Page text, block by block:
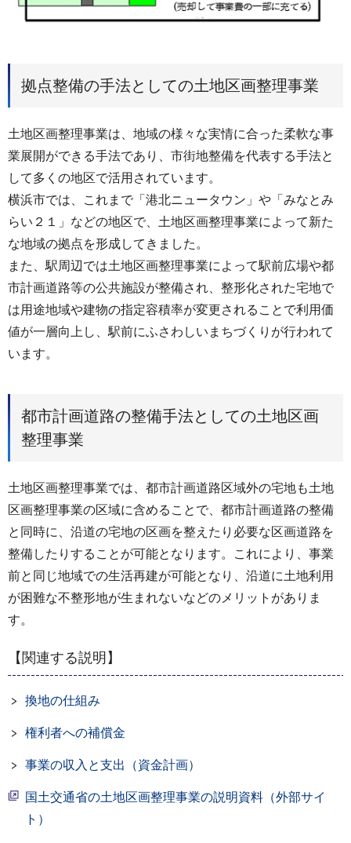
拠点整備の手法としての土地区画整理事業
土地区画整理事業は、地域の様々な実情に合った柔軟な事
業展開ができる手法であり、市街地整備を代表する手法と
して多くの地区で活用されています。
横浜市では、これまで「港北ニュータウン」や「みなとみ
らい２１」などの地区で、土地区画整理事業によって新た
な地域の拠点を形成してきました。
また、駅周辺では土地区画整理事業によって駅前広場や都
市計画道路等の公共施設が整備され、整形化された宅地で
は用途地域や建物の指定容積率が変更されることで利用価
値が一層向上し、駅前にふさわしいまちづくりが行われて
います。
都市計画道路の整備手法としての土地区画
整理事業
土地区画整理事業では、都市計画道路区域外の宅地も土地
区画整理事業の区域に含めることで、都市計画道路の整備
と同時に、沿道の宅地の区画を整えたり必要な区画道路を
整備したりすることが可能となります。これにより、事業
前と同じ地域での生活再建が可能となり、沿道に土地利用
が困難な不整形地が生まれないなどのメリットがありま
す。
【関連する説明】
換地の仕組み
権利者への補償金
事業の収入と支出（資金計画）
国土交通省の土地区画整理事業の説明資料（外部サイ
ト）